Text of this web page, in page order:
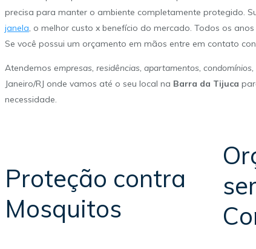
precisa para manter o ambiente completamente protegido.
janela , o melhor custo x benefício do mercado. Todos os
Se você possui um orçamento em mãos entre em contato
Atendemos empresas, residências, apartamentos,
Janeiro/RJ onde vamos até o seu local na Barra da Tijuca
necessidade.
Proteção contra
Mosquitos